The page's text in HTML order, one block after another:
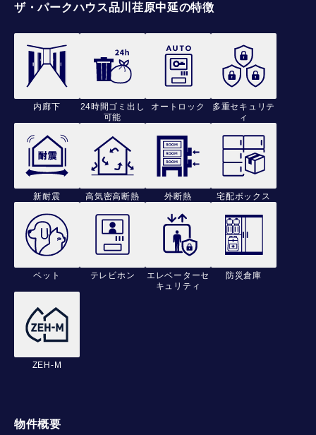
ザ・パークハウス品川荏原中延の特徴
内廊下
24時間ゴミ出し
可能
オートロック
多重セキュリテ
ィ
新耐震 高気密高断熱 外断熱 宅配ボックス
ペット テレビホン
エレベーターセ
キュリティ
防災倉庫
ZEH-M
物件概要